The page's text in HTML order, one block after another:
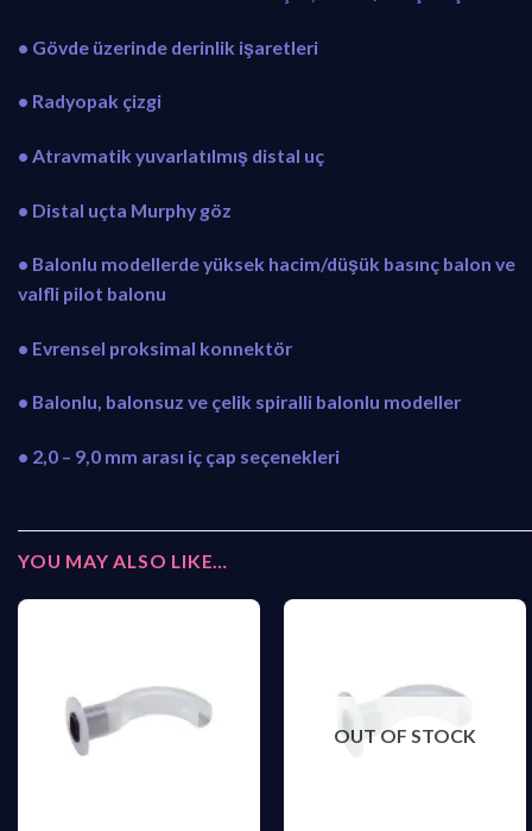
• Gövde üzerinde derinlik işaretleri
• Radyopak çizgi
• Atravmatik yuvarlatılmış distal uç
• Distal uçta Murphy göz
• Balonlu modellerde yüksek hacim/düşük basınç balon ve
valfli pilot balonu
• Evrensel proksimal konnektör
• Balonlu, balonsuz ve çelik spiralli balonlu modeller
• 2,0 – 9,0 mm arası iç çap seçenekleri
YOU MAY ALSO LIKE…
OUT OF STOCK